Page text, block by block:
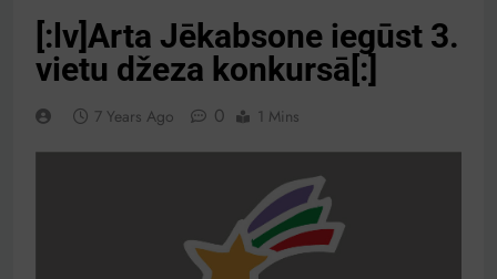
[:lv]Arta Jēkabsone iegūst 3.
vietu džeza konkursā[:]
7 Years Ago 0 1 Mins